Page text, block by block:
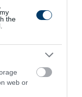
the
web or
Inside Your